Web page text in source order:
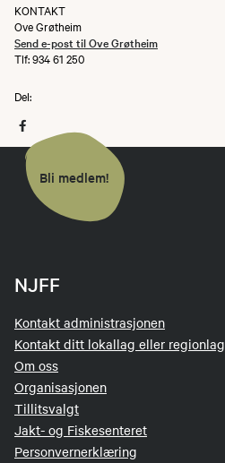
KONTAKT
Ove Grøtheim
Send e-post til Ove Grøtheim
Tlf: 934 61 250‬
Del:
Bli medlem!
NJFF
Kontakt administrasjonen
Kontakt ditt lokallag eller regionlag
Om oss
Organisasjonen
Tillitsvalgt
Jakt- og Fiskesenteret
Personvernerklæring